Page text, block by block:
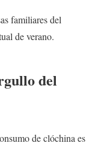
familiares del
de verano.
del
de clóchina es